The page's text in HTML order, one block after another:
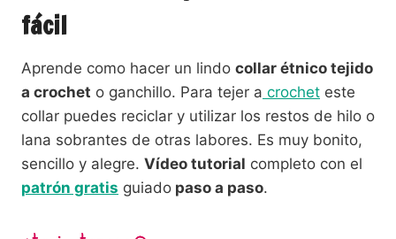
fácil
Aprende como hacer un lindo collar étnico tejido
a crochet o ganchillo. Para tejer a crochet este
collar puedes reciclar y utilizar los restos de hilo o
lana sobrantes de otras labores. Es muy bonito,
sencillo y alegre. Vídeo tutorial completo con el
patrón gratis guiado paso a paso.